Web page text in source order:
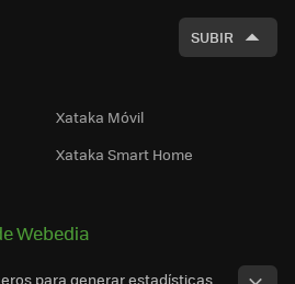
SUBIR
Xataka Móvil
Xataka Smart Home
Webedia
para generar estadísticas